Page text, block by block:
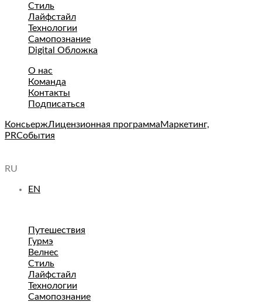
Стиль
Лайфстайл
Технологии
Самопознание
Digital Обложка
О нас
Команда
Контакты
Подписаться
КонсьержЛицензионная программаМаркетинг,
PRСобытия
RU
EN
Путешествия
Гурмэ
Велнес
Стиль
Лайфстайл
Технологии
Самопознание